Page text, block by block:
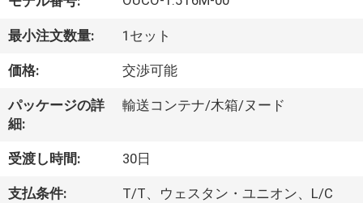
オ
VR
シ
ョ
ー
最小注文数量: 1セット
価格: 交渉可能
パッケージの詳
細:
輸送コンテナ/木箱/ヌード
受渡し時間: 30日
支払条件: T/T、ウェスタン・ユニオン、L/C